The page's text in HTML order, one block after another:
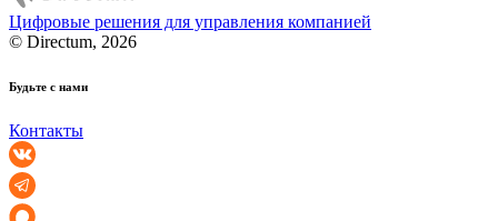
Цифровые решения для управления компанией
© Directum, 2026
Будьте с нами
Контакты